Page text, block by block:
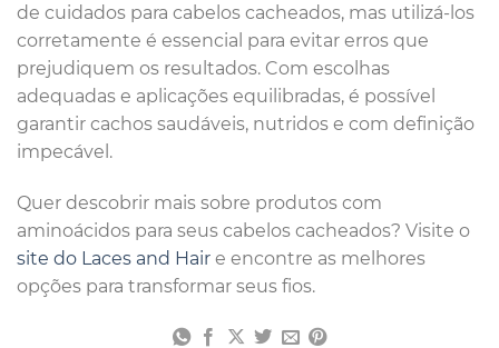
de cuidados para cabelos cacheados, mas utilizá-los
corretamente é essencial para evitar erros que
prejudiquem os resultados. Com escolhas
adequadas e aplicações equilibradas, é possível
garantir cachos saudáveis, nutridos e com definição
impecável.
Quer descobrir mais sobre produtos com
aminoácidos para seus cabelos cacheados? Visite o
site do Laces and Hair e encontre as melhores
opções para transformar seus fios.